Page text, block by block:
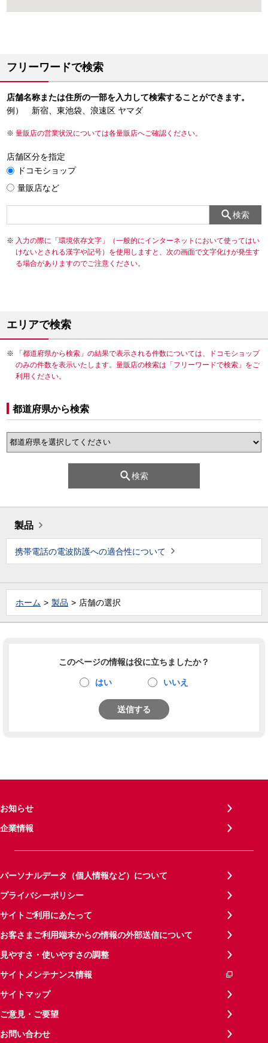
フリーワードで検索
店舗名称または住所の一部を入力して検索することができます。
例） 新宿、東池袋、浪速区 ヤマダ
量販店の営業状況については各量販店へご確認ください。
店舗区分を指定
ドコモショップ
量販店など
検索
入力の際に「環境依存文字」（一般的にインターネットにおいて使ってはい
けないとされる漢字や記号）を使用しますと、次の画面で文字化けが発生す
る場合がありますのでご注意ください。
エリアで検索
「都道府県から検索」の結果で表示される件数については、ドコモショップ
のみの件数を表示いたします。量販店の検索は「フリーワードで検索」をご
利用ください。
都道府県から検索
検索
製品
携帯電話の電波防護への適合性について
ホーム 製品 店舗の選択
このページの情報は役に立ちましたか？
はい いいえ
送信する
お知らせ
企業情報
パーソナルデータ（個人情報など）について
プライバシーポリシー
サイトご利用にあたって
お客さまご利用端末からの情報の外部送信について
見やすさ・使いやすさの調整
サイトメンテナンス情報
サイトマップ
ご意見・ご要望
お問い合わせ